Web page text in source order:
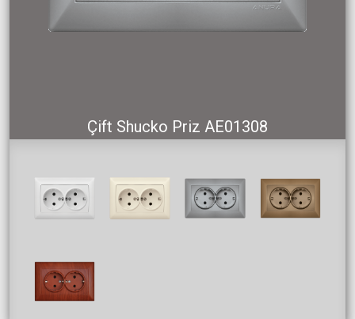
Çift Shucko Priz AE01308